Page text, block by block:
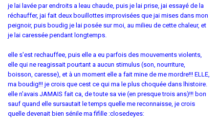
je lai lavée par endroits a leau chaude, puis je lai prise, jai essayé de la
réchauffer, jai fait deux bouillottes improvisées que jai mises dans mon
peignoir, puis boudig je lai posée sur moi, au milieu de cette chaleur, et
je lai caressée pendant longtemps.
elle s'est rechauffee, puis elle a eu parfois des mouvements violents,
elle qui ne reagissait pourtant a aucun stimulus (son, nourriture,
boisson, caresse), et à un moment elle a fait mine de me mordre!!! ELLE,
ma boudig!!! je crois que cest ce qui ma le plus choquée dans lhistoire.
elle n'avais JAMAIS fait ca, de toute sa vie (en presque trois ans)!!! bon
sauf quand elle sursautait le temps quelle me reconnaisse, je crois
quelle devenait bien sénile ma fifille :closedeyes: